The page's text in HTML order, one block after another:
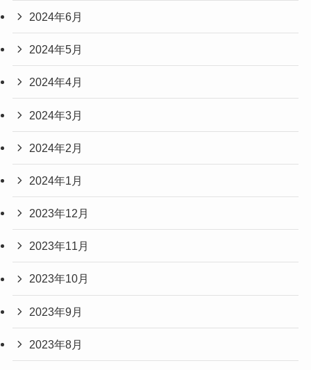
2024年6月
2024年5月
2024年4月
2024年3月
2024年2月
2024年1月
2023年12月
2023年11月
2023年10月
2023年9月
2023年8月